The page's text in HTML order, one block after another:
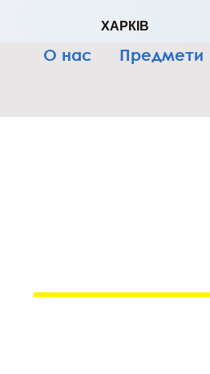
ХАРКІВ
О нас Предмети